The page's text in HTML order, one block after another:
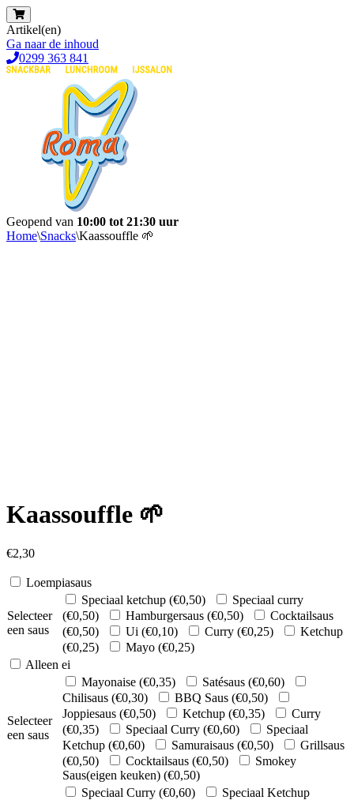
Artikel(en)
Ga naar de inhoud
0299 363 841
Geopend van 10:00 tot 21:30 uur
Home\Snacks\Kaassouffle 🌱
Kaassouffle 🌱
€2,30
Loempiasaus
Selecteer
een saus
Speciaal ketchup (€0,50)
Speciaal curry
(€0,50) Hamburgersaus (€0,50)
Cocktailsaus
(€0,50) Ui (€0,10) Curry (€0,25)
Ketchup
(€0,25) Mayo (€0,25)
Alleen ei
Selecteer
een saus
Mayonaise (€0,35) Satésaus (€0,60)
Chilisaus (€0,30) BBQ Saus (€0,50)
Joppiesaus (€0,50) Ketchup (€0,35)
Curry
(€0,35) Speciaal Curry (€0,60)
Speciaal
Ketchup (€0,60) Samuraisaus (€0,50)
Grillsaus
(€0,50) Cocktailsaus (€0,50)
Smokey
Saus(eigen keuken) (€0,50)
Speciaal Curry (€0,60)
Speciaal Ketchup